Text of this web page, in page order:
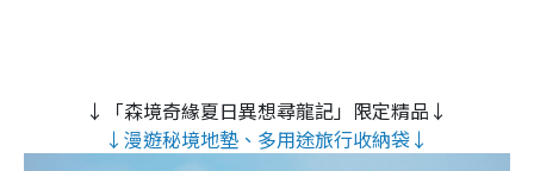
↓「森境奇緣夏日異想尋龍記」限定精品↓
↓漫遊秘境地墊、多用途旅行收納袋↓